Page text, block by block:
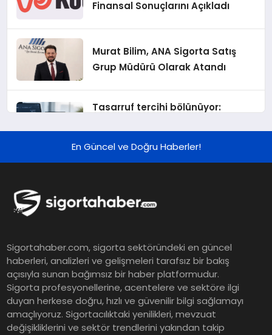
Finansal Sonuçlarını Açıkladı
Murat Bilim, ANA Sigorta Satış
Grup Müdürü Olarak Atandı
Tasarruf tercihi bölünüyor:
Sonuçları
Yarısına İlişkin Konsolide Finansal
Sonuçlarını Açıkladı
EY Küresel Siber Güvenlik
Araştırması: Yapay Zekâ Destekli
Tehditler ve Kurumsal
En Güncel ve Doğru Haberler!
Sigortahaber.com, sigorta sektöründeki en güncel
haberleri, analizleri ve gelişmeleri tarafsız bir bakış
açısıyla sunan bağımsız bir haber platformudur.
Sigorta profesyonellerine, acentelere ve sektöre ilgi
duyan herkese doğru, hızlı ve güvenilir bilgi sağlamayı
amaçlıyoruz. Sigortacılıktaki yenilikleri, mevzuat
değişikliklerini ve sektör trendlerini yakından takip